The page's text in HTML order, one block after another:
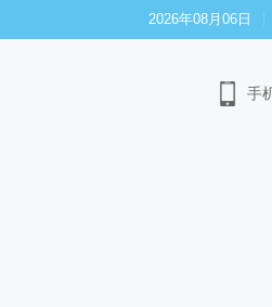
2026年08月06日
手